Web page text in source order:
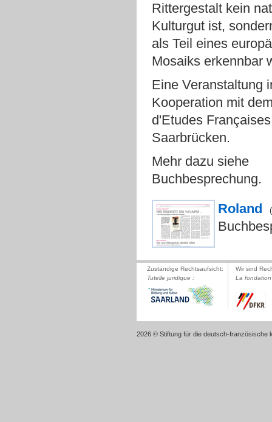
Rittergestalt kein
Kulturgut ist,
als Teil eines
Mosaiks erkennbar
Eine Veranstaltung
Kooperation mit
d'Etudes Françaises
Saarbrücken.
Mehr dazu siehe
Buchbesprechung.
Roland
Zuständige Rechtsaufsicht:
Tutelle juridique :
Wir sind
La
2026 © Stiftung für die deutsch-französische